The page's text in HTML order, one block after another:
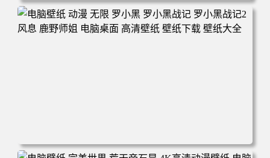
电脑壁纸 柯南和小兰背靠背 夕阳 日落 4K动漫壁纸 电脑桌
面 高清壁纸 壁纸下载 壁纸大全
电脑壁纸 动漫 无限 罗小黑 罗小黑战记 罗小黑战记2 风息